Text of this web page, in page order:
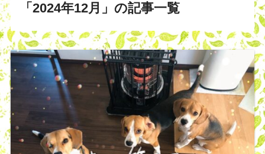
「2024年12月」の記事一覧